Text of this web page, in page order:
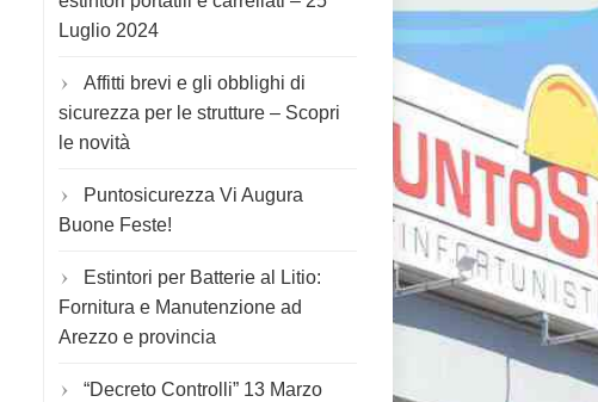
Luglio 2024
Affitti brevi e gli obblighi di
sicurezza per le strutture – Scopri
le novità
Puntosicurezza Vi Augura
Buone Feste!
Estintori per Batterie al Litio:
Fornitura e Manutenzione ad
Arezzo e provincia
“Decreto Controlli” 13 Marzo